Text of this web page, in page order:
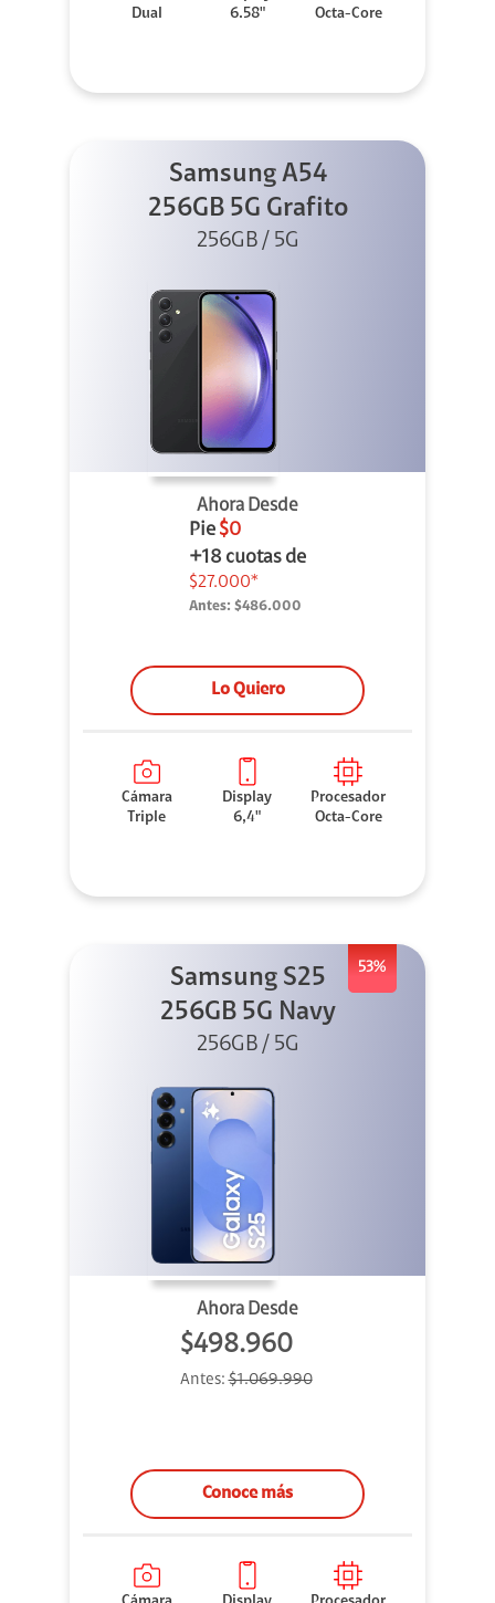
Dual
6.58"
Octa-Core
Samsung A54
256GB 5G Grafito
256GB / 5G
Ahora Desde
Pie $0
+18 cuotas de
$27.000*
Antes: $486.000
Lo Quiero
Cámara
Triple
Display
6,4"
Procesador
Octa-Core
53%
Samsung S25
256GB 5G Navy
256GB / 5G
Ahora Desde
$498.960
Antes:$1.069.990
Conoce más